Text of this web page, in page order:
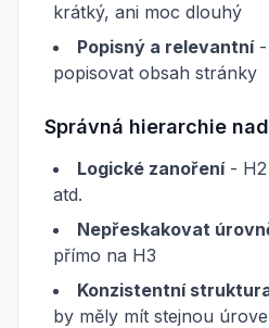
krátký, ani moc dlouhý
Popisný a relevantní-
popisovat obsah stránky
Správná hierarchie
Logické zanoření- H2
atd.
Nepřeskakovat
přímo na H3
Konzistentní
by měly mít stejnou